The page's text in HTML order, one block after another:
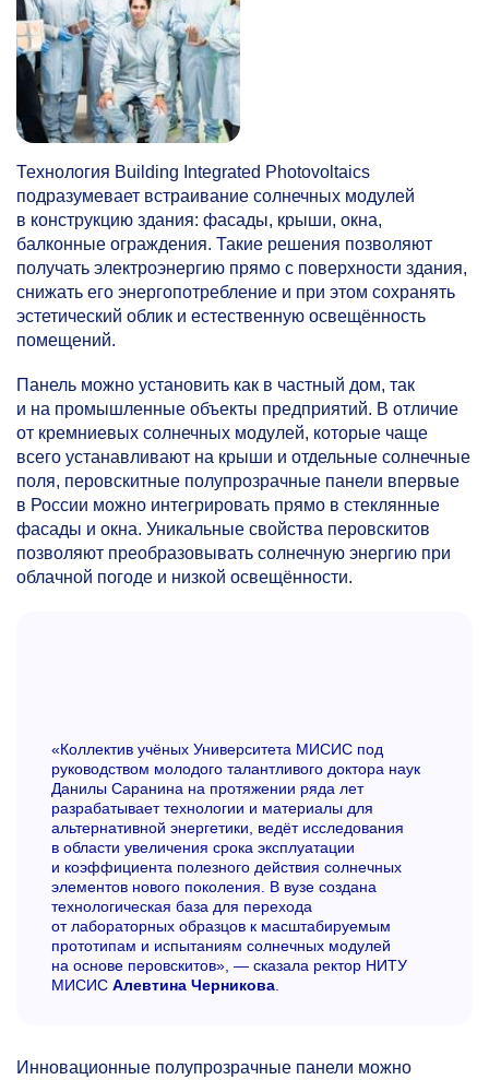
Технология Building Integrated Photovoltaics
подразумевает встраивание солнечных модулей
в конструкцию здания: фасады, крыши, окна,
балконные ограждения. Такие решения позволяют
получать электроэнергию прямо с поверхности здания,
снижать его энергопотребление и при этом сохранять
эстетический облик и естественную освещённость
помещений.
Панель можно установить как в частный дом, так
и на промышленные объекты предприятий. В отличие
от кремниевых солнечных модулей, которые чаще
всего устанавливают на крыши и отдельные солнечные
поля, перовскитные полупрозрачные панели впервые
в России можно интегрировать прямо в стеклянные
фасады и окна. Уникальные свойства перовскитов
позволяют преобразовывать солнечную энергию при
облачной погоде и низкой освещённости.
«Коллектив учёных Университета МИСИС под
руководством молодого талантливого доктора наук
Данилы Саранина на протяжении ряда лет
разрабатывает технологии и материалы для
альтернативной энергетики, ведёт исследования
в области увеличения срока эксплуатации
и коэффициента полезного действия солнечных
элементов нового поколения. В вузе создана
технологическая база для перехода
от лабораторных образцов к масштабируемым
прототипам и испытаниям солнечных модулей
на основе перовскитов», — сказала ректор НИТУ
МИСИС Алевтина Черникова
Инновационные полупрозрачные панели можно